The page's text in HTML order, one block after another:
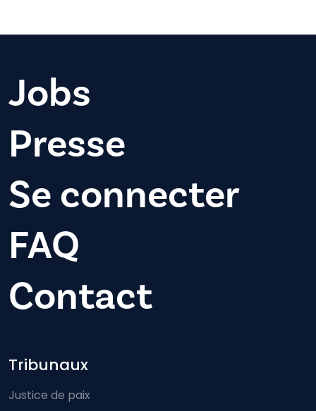
Jobs
Presse
Se connecter
FAQ
Contact
Footer-menu
Tribunaux
Justice de paix